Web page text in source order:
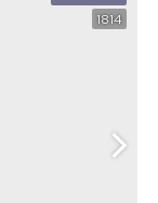
1814